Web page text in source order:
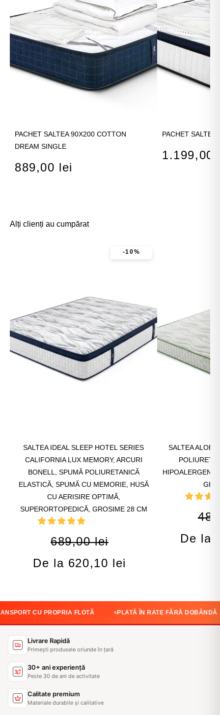
PACHET SALTEA 90X200 COTTON
DREAM SINGLE
889,00 lei
PACHET
1.199,00
Alți clienți au cumpărat
-10%
SALTEA IDEAL SLEEP HOTEL SERIES
CALIFORNIA LUX MEMORY, ARCURI
BONELL, SPUMĂ POLIURETANICĂ
ELASTICĂ, SPUMĂ CU MEMORIE, HUSĂ
CU AERISIRE OPTIMĂ,
SUPERORTOPEDICĂ, GROSIME 28 CM
689,00 lei
De la 620,10 lei
SALTEA ALOE
De la
PROPRIA FLOTĂ PLATĂ ÎN RATE FĂRĂ DOBÂNDĂ
Livrare Rapidă
Primești produsele oriunde în țară
30+ ani experiență
Peste 30 de ani de activitate
Calitate premium
Materiale durabile și calitative